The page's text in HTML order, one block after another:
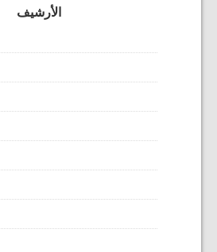
الأرشيف